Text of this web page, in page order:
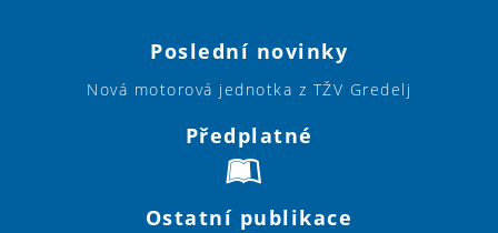
Poslední novinky
Nová motorová jednotka z TŽV Gredelj
Předplatné
Ostatní publikace